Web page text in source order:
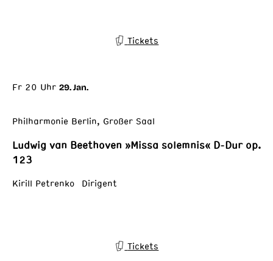
Tickets
Fr 20 Uhr 29. Jan.
Philharmonie Berlin, Großer Saal
Ludwig van Beethoven »Missa solemnis« D-Dur op.
123
Kirill Petrenko Dirigent
Tickets